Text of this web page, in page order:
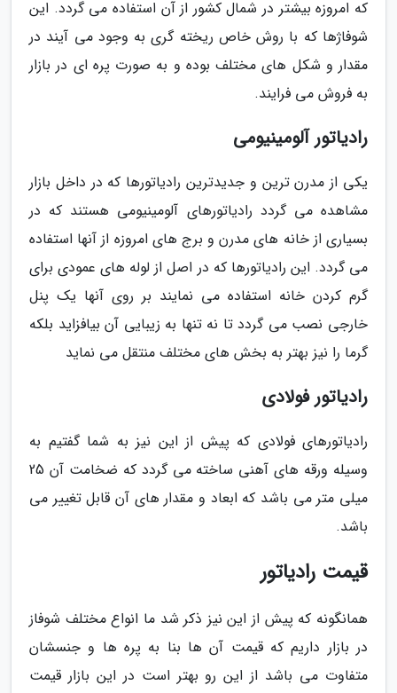
که امروزه بیشتر در شمال کشور از آن استفاده می گردد. این
شوفاژها که با روش خاص ریخته گری به وجود می آیند در
مقدار و شکل های مختلف بوده و به صورت پره ای در بازار
به فروش می فرایند.
رادیاتور آلومینیومی
یکی از مدرن ترین و جدیدترین رادیاتورها که در داخل بازار
مشاهده می گردد رادیاتورهای آلومینیومی هستند که در
بسیاری از خانه های مدرن و برج های امروزه از آنها استفاده
می گردد. این رادیاتورها که در اصل از لوله های عمودی برای
گرم کردن خانه استفاده می نمایند بر روی آنها یک پنل
خارجی نصب می گردد تا نه تنها به زیبایی آن بیافزاید بلکه
گرما را نیز بهتر به بخش های مختلف منتقل می نماید
رادیاتور فولادی
رادیاتورهای فولادی که پیش از این نیز به شما گفتیم به
وسیله ورقه های آهنی ساخته می گردد که ضخامت آن 25
میلی متر می باشد که ابعاد و مقدار های آن قابل تغییر می
باشد.
قیمت رادیاتور
همانگونه که پیش از این نیز ذکر شد ما انواع مختلف شوفاز
در بازار داریم که قیمت آن ها بنا به پره ها و جنسشان
متفاوت می باشد از این رو بهتر است در این بازار قیمت